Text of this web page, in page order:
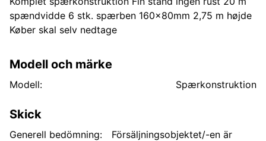
spændvidde 6 stk. spærben 160x80mm 2,75 m højde
Køber skal selv nedtage
Modell och märke
Modell: Spærkonstruktion
Skick
Generell bedömning:
Försäljningsobjektet/-en är